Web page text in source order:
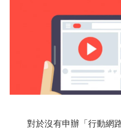
對於沒有申辦「行動網路